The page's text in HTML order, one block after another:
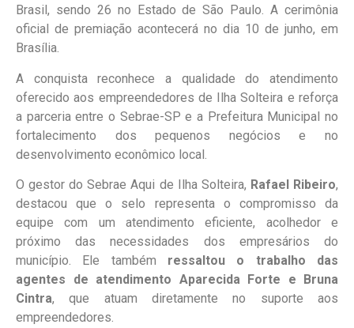
Brasil, sendo 26 no Estado de São Paulo. A cerimônia
oficial de premiação acontecerá no dia 10 de junho, em
Brasília.
A conquista reconhece a qualidade do atendimento
oferecido aos empreendedores de Ilha Solteira e reforça
a parceria entre o Sebrae-SP e a Prefeitura Municipal no
fortalecimento dos pequenos negócios e no
desenvolvimento econômico local.
O gestor do Sebrae Aqui de Ilha Solteira, Rafael Ribeiro,
destacou que o selo representa o compromisso da
equipe com um atendimento eficiente, acolhedor e
próximo das necessidades dos empresários do
município. Ele também ressaltou o trabalho das
agentes de atendimento Aparecida Forte e Bruna
Cintra, que atuam diretamente no suporte aos
empreendedores.